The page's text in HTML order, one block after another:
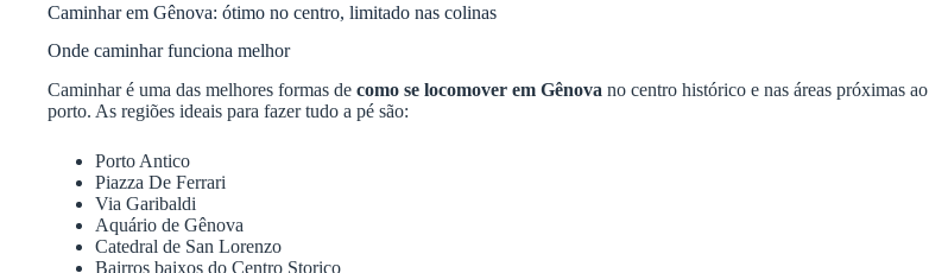
Caminhar em Gênova: ótimo no centro, limitado nas colinas
Onde caminhar funciona melhor
Caminhar é uma das melhores formas de como se locomover em Gênova no centro histórico e nas áreas próximas ao
porto. As regiões ideais para fazer tudo a pé são:
Porto Antico
Piazza De Ferrari
Via Garibaldi
Aquário de Gênova
Catedral de San Lorenzo
Bairros baixos do Centro Storico